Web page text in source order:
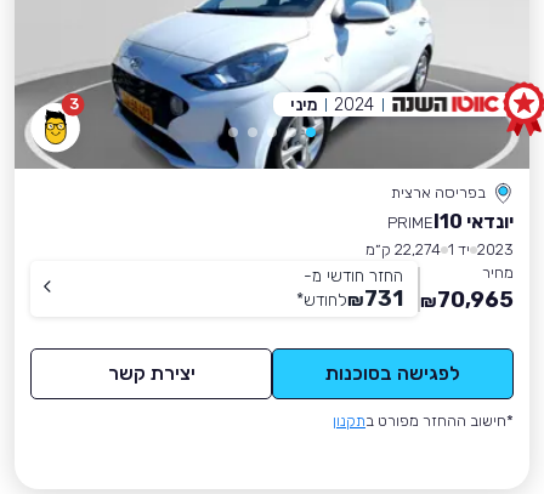
3
בפריסה ארצית
יונדאי I10
PRIME
2023 יד 1
22,274 ק״מ
מחיר
70,965
₪
החזר חודשי מ-
731
₪לחודש*
לפגישה בסוכנות יצירת קשר
*חישוב ההחזר מפורט בתקנון
2024 מיני